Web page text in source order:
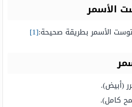
الأسمر
الأسمر بطريقة صحيحة:[1]